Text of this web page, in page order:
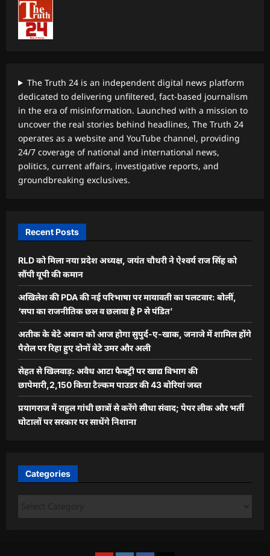
The Truth 24 is an independent digital news platform
dedicated to delivering unfiltered, fact-based journalism
in the era of misinformation. Launched with a mission to
uncover the real stories behind headlines, The Truth 24
operates as a website and YouTube channel, providing
24/7 coverage of national and international news,
politics, current affairs, investigative reports, and
groundbreaking exclusives.
Recent Posts
RLD को मिला नया प्रदेश अध्यक्ष, जयंत चौधरी ने ऐश्वर्य राज सिंह को
सौंपी यूपी की कमान
अखिलेश की PDA की नई परिभाषा पर मायावती का पलटवार: बोलीं,
‘सपा का राजनीतिक छल व छलावा है P से पंडित’
अतीक के बेटे अबान को आज होगा सुपुर्द-ए-खाक, जनाजे में शामिल होंगे
पैरोल पर रिहा हुए दोनों बेटे उमर और अली
सेहत से खिलवाड़: अवैध आटा फैक्ट्री पर खाद्य विभाग की
छापेमारी,2,150 किग्रा टैल्कम पाउडर की 43 बोरियां जब्त
प्रयागराज में राहुल गांधी छात्रों से करेंगे सीधा संवाद; पेपर लीक और भर्ती
घोटालों पर सरकार पर साधेंगे निशाना
Categories